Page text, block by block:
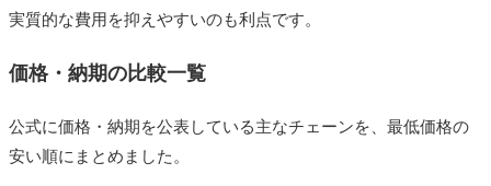
実質的な費用を抑えやすいのも利点です。
価格・納期の比較一覧
公式に価格・納期を公表している主なチェーンを、最低価格の
安い順にまとめました。